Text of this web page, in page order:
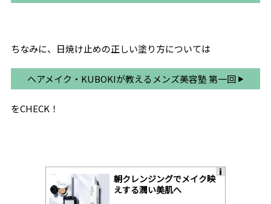
ちなみに、日焼け止めの正しい塗り方については
ヘアメイク・KUBOKIが教えるメンズ美容塾 第一回
をCHECK！
朝クレンジングでメイク映
えする潤い美肌へ